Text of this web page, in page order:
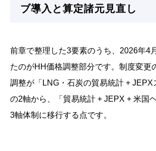
ブ導入と算定諸元見直し
前章で整理した3要素のうち、2026年4
たのがHH価格調整部分です。制度変更
調整が「LNG・石炭の貿易統計 + JEPX
の2軸から、「貿易統計 + JEPX + 米国
3軸体制に移行する点です。